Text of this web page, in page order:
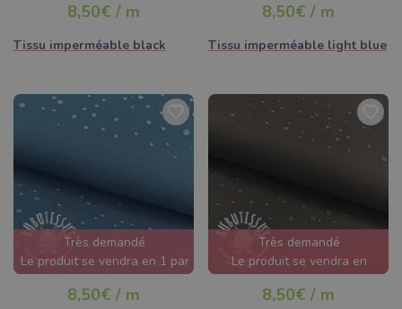
8,50€ / m
Tissu imperméable black
8,50€ / m
Tissu imperméable light blue
Très demandé
Le produit se vendra en 1 par
jour
8,50€ / m
Très demandé
Le produit se vendra en
quelques heures
8,50€ / m